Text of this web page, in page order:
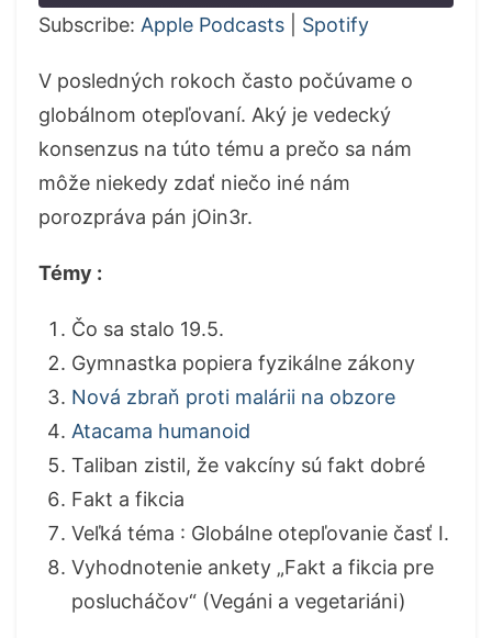
Subscribe: Apple Podcasts Spotify
V posledných rokoch často počúvame o
globálnom otepľovaní. Aký je vedecký
konsenzus na túto tému a prečo sa nám
môže niekedy zdať niečo iné nám
porozpráva pán jOin3r.
Témy :
Čo sa stalo 19.5.
Gymnastka popiera fyzikálne zákony
Nová zbraň proti malárii na obzore
Atacama humanoid
Taliban zistil, že vakcíny sú fakt dobré
Fakt a fikcia
Veľká téma : Globálne otepľovanie časť I.
Vyhodnotenie ankety „Fakt a fikcia pre
poslucháčov“ (Vegáni a vegetariáni)